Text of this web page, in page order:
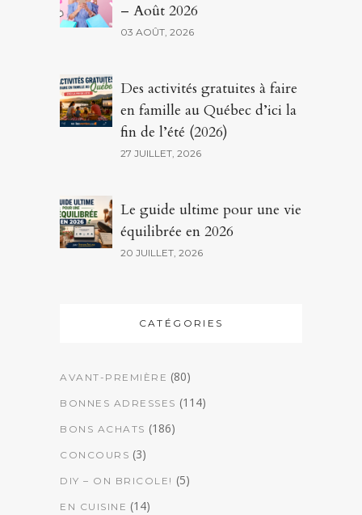
– Août 2026
03 AOÛT, 2026
Des activités gratuites à faire
en famille au Québec d’ici la
fin de l’été (2026)
27 JUILLET, 2026
Le guide ultime pour une vie
équilibrée en 2026
20 JUILLET, 2026
CATÉGORIES
AVANT-PREMIÈRE (80)
BONNES ADRESSES (114)
BONS ACHATS (186)
CONCOURS (3)
DIY – ON BRICOLE! (5)
EN CUISINE (14)